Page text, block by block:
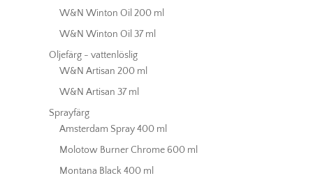
W&N Winton Oil 200 ml
W&N Winton Oil 37 ml
Oljefärg - vattenlöslig
W&N Artisan 200 ml
W&N Artisan 37 ml
Sprayfärg
Amsterdam Spray 400 ml
Molotow Burner Chrome 600 ml
Montana Black 400 ml